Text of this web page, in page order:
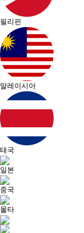
필리핀
말레이시아
태국
일본
중국
몰타